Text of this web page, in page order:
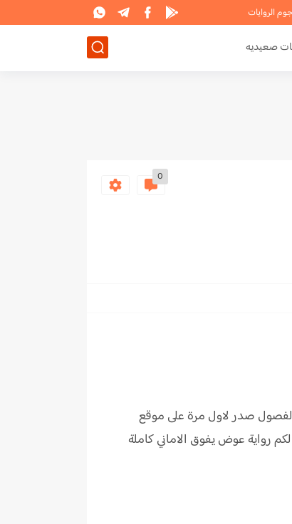
الروايات
صعيديه
0
صدر لاول مرة على موقع
رواية عوض يفوق الاماني كاملة